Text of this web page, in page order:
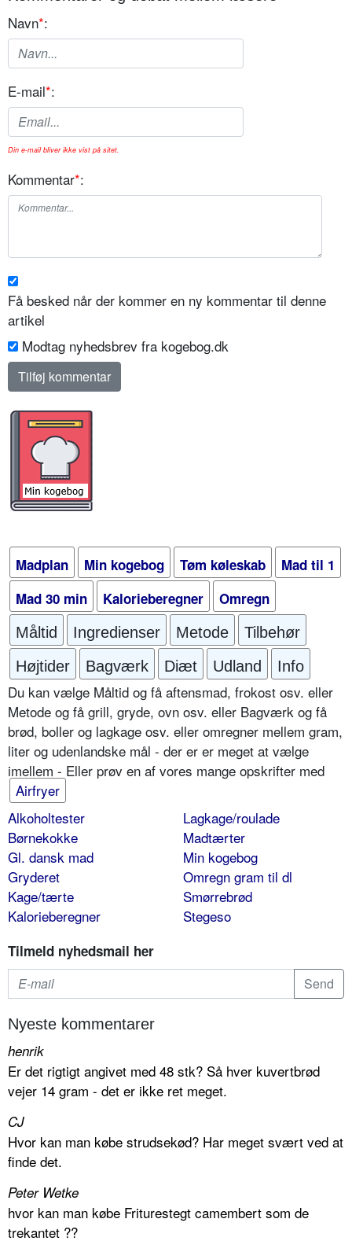
Navn*:
E-mail*:
Din e-mail bliver ikke vist på sitet.
Kommentar*:
Få besked når der kommer en ny kommentar til denne
artikel
Modtag nyhedsbrev fra kogebog.dk
Madplan Min kogebog Tøm køleskab
Mad til 1
Mad 30 min
Kalorieberegner Omregn
Måltid Ingredienser Metode
Tilbehør
Højtider
Bagværk Diæt Udland Info
Du kan vælge Måltid og få aftensmad, frokost osv. eller
Metode og få grill, gryde, ovn osv. eller Bagværk og få
brød, boller og lagkage osv. eller omregner mellem gram,
liter og udenlandske mål - der er er meget at vælge
imellem - Eller prøv en af vores mange opskrifter med
Airfryer
Alkoholtester
Børnekokke
Gl. dansk mad
Gryderet
Kage/tærte
Kalorieberegner
Lagkage/roulade
Madtærter
Min kogebog
Omregn gram til dl
Smørrebrød
Stegeso
Tilmeld nyhedsmail her
Nyeste kommentarer
henrik
Er det rigtigt angivet med 48 stk? Så hver kuvertbrød
vejer 14 gram - det er ikke ret meget.
CJ
Hvor kan man købe strudsekød? Har meget svært ved at
finde det.
Peter Wetke
hvor kan man købe Friturestegt camembert som de
trekantet ??